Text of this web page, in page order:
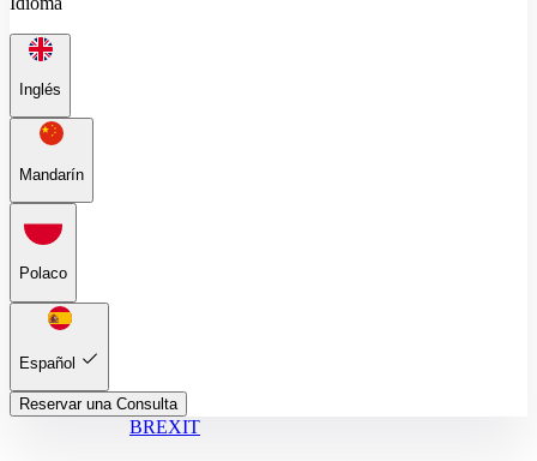
Inglés
Mandarín
Polaco
Español
Reservar una Consulta
BREXIT